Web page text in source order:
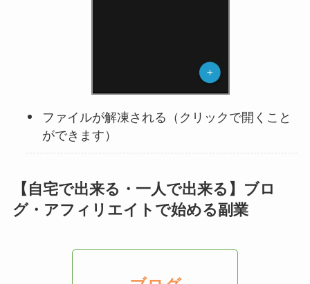
ファイルが解凍される（クリックで開くこと
ができます）
【自宅で出来る・一人で出来る】ブロ
グ・アフィリエイトで始める副業